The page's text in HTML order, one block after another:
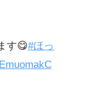
す😋#ほっ